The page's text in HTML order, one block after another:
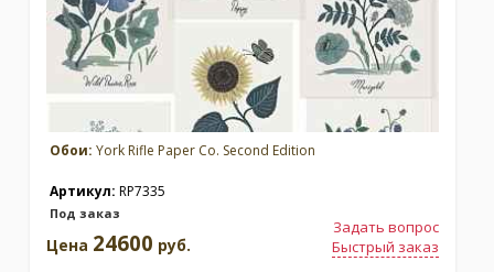
Обои: York Rifle Paper Co. Second Edition
Артикул: RP7335
Под заказ
Задать вопрос
Быстрый заказ
Цена 24600 руб.